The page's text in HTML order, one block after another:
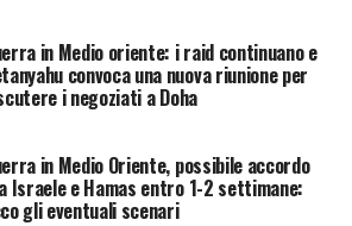
in Medio oriente: i raid continuano e
convoca una nuova riunione per
i negoziati a Doha
in Medio Oriente, possibile accordo
Israele e Hamas entro 1-2 settimane:
gli eventuali scenari